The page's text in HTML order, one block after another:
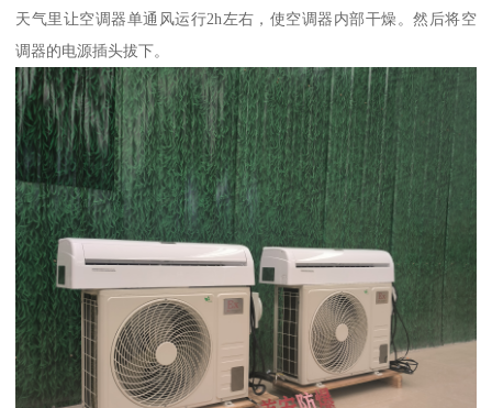
天气里让空调器单通风运行2h左右，使空调器内部干燥。然后将空
调器的电源插头拔下。